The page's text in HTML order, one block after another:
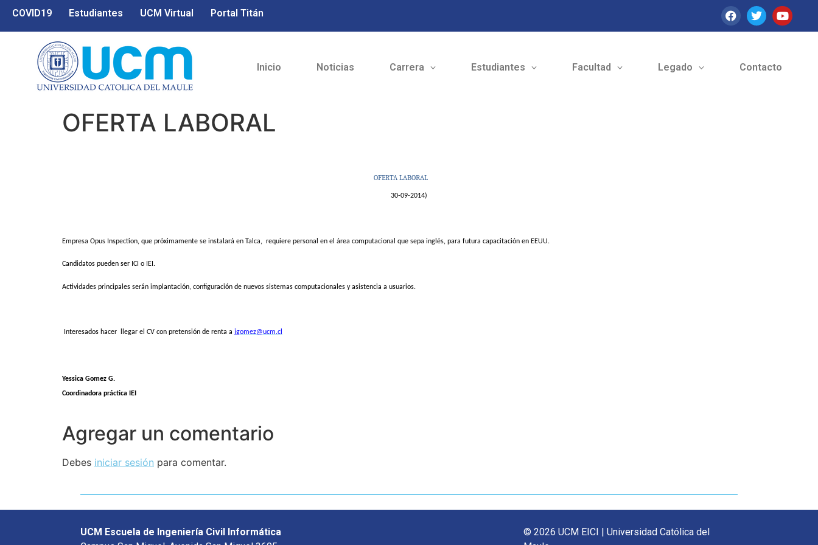
COVID19 Estudiantes UCM Virtual Portal Titán
Inicio Noticias Carrera Estudiantes Facultad Legado Contacto
OFERTA LABORAL
OFERTA LABORAL
30-09-2014)
Empresa Opus Inspection, que próximamente se instalará en Talca, requiere personal en el área computacional que sepa inglés, para futura capacitación en EEUU.
Candidatos pueden ser ICI o IEI.
Actividades principales serán implantación, configuración de nuevos sistemas computacionales y asistencia a usuarios.
Interesados hacer llegar el CV con pretensión de renta a jgomez@ucm.cl
Yessica Gomez G.
Coordinadora práctica IEI
Agregar un comentario
Debes iniciar sesión para comentar.
UCM Escuela de Ingeniería Civil Informática
© 2026 UCM EICI | Universidad Católica del